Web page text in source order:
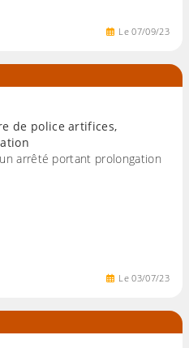
Le07/09/23
de police artifices,
arrêté portant prolongation
Le03/07/23